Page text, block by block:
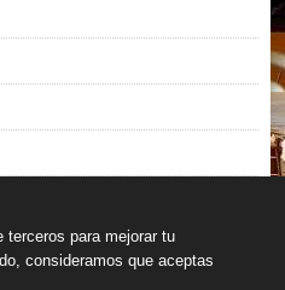
terceros para mejorar tu
consideramos que aceptas